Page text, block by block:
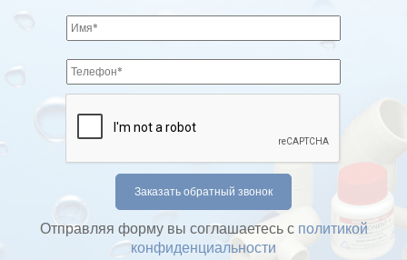
Отправляя форму вы соглашаетесь с политикой
конфиденциальности